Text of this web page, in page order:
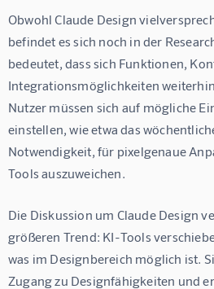
Obwohl Claude Design
befindet es sich noch in der
bedeutet, dass sich Funktionen,
Integrationsmöglichkeiten
Nutzer müssen sich auf mögliche
einstellen, wie etwa das
Notwendigkeit, für pixelgenaue
Tools auszuweichen.
Die Diskussion um Claude Design
größeren Trend: KI-Tools
was im Designbereich möglich ist.
Zugang zu Designfähigkeiten und